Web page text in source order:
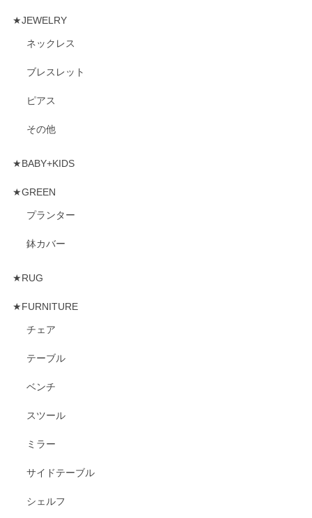
★JEWELRY
ネックレス
ブレスレット
ピアス
その他
★BABY+KIDS
★GREEN
プランター
鉢カバー
★RUG
★FURNITURE
チェア
テーブル
ベンチ
スツール
ミラー
サイドテーブル
シェルフ